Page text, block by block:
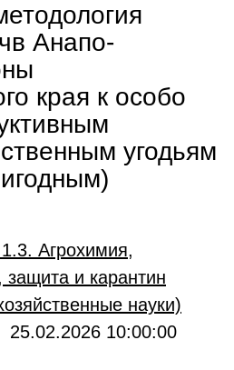
Анапо-
края к особо
угодьям
Агрохимия,
защита и карантин
науки)
25.02.2026 10:00:00